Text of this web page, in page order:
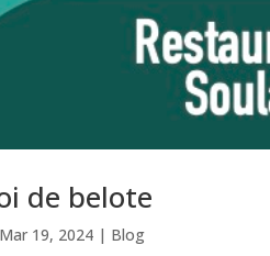
de belote
Mar 19, 2024 | Blog